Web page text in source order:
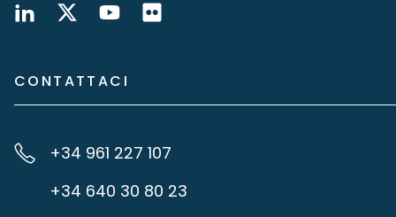
CONTATTACI
+34 961 227 107
+34 640 30 80 23